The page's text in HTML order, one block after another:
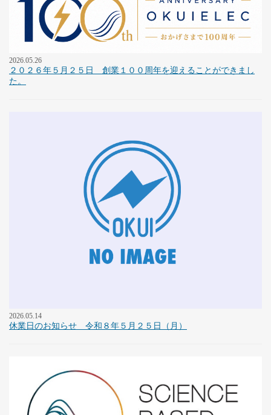
2026.05.26
２０２６年５月２５日 創業１００周年を迎えることができまし
た。
2026.05.14
休業日のお知らせ 令和８年５月２５日（月）